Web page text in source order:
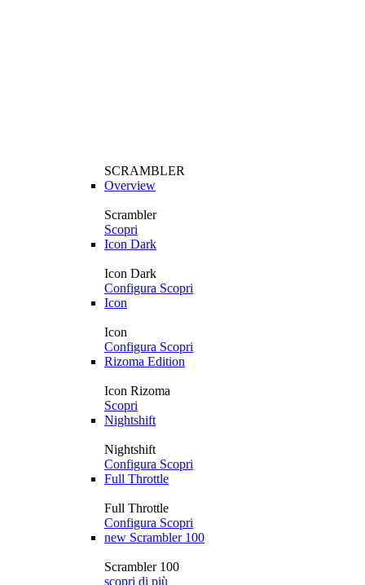
SCRAMBLER
Overview
Scrambler
Scopri
Icon Dark
Icon Dark
Configura Scopri
Icon
Icon
Configura Scopri
Rizoma Edition
Icon Rizoma
Scopri
Nightshift
Nightshift
Configura Scopri
Full Throttle
Full Throttle
Configura Scopri
new Scrambler 100
Scrambler 100
scopri di più